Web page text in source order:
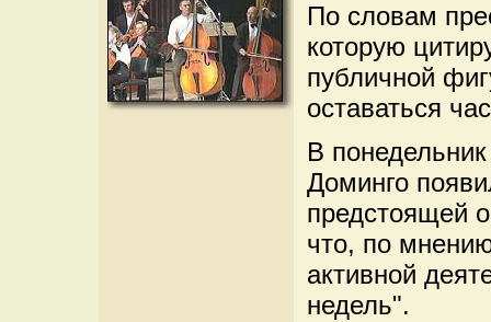
По словам
которую
публичной
оставаться
В
Доминго
предстоящей
что, по
активной
недель".